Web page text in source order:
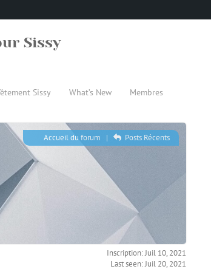
Sissy
Sissy What’s New Membres
Accueil du forum | Posts Récents
Inscription: Juil 10, 2021
Last seen: Juil 20, 2021